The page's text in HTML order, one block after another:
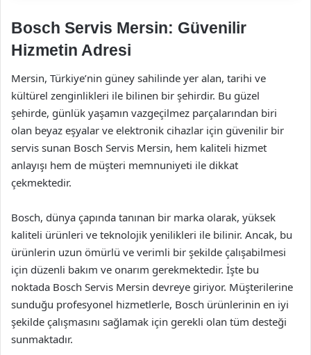
Bosch Servis Mersin: Güvenilir
Hizmetin Adresi
Mersin, Türkiye’nin güney sahilinde yer alan, tarihi ve
kültürel zenginlikleri ile bilinen bir şehirdir. Bu güzel
şehirde, günlük yaşamın vazgeçilmez parçalarından biri
olan beyaz eşyalar ve elektronik cihazlar için güvenilir bir
servis sunan Bosch Servis Mersin, hem kaliteli hizmet
anlayışı hem de müşteri memnuniyeti ile dikkat
çekmektedir.
Bosch, dünya çapında tanınan bir marka olarak, yüksek
kaliteli ürünleri ve teknolojik yenilikleri ile bilinir. Ancak, bu
ürünlerin uzun ömürlü ve verimli bir şekilde çalışabilmesi
için düzenli bakım ve onarım gerekmektedir. İşte bu
noktada Bosch Servis Mersin devreye giriyor. Müşterilerine
sunduğu profesyonel hizmetlerle, Bosch ürünlerinin en iyi
şekilde çalışmasını sağlamak için gerekli olan tüm desteği
sunmaktadır.